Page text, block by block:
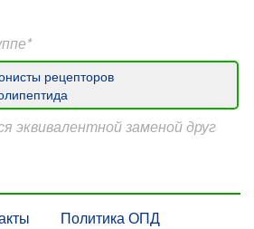
рецепторов
эквивалентной заменой друг
Политика ОПД